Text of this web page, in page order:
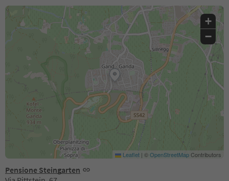
Pensione Steingarten
+
−
Leaflet | ©OpenStreetMapContributors